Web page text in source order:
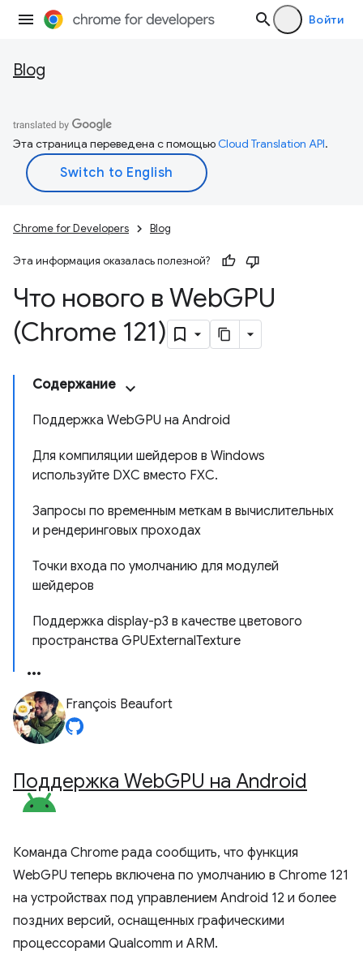
Войти
Blog
Эта страница переведена с помощьюCloud Translation API.
Chrome for Developers Blog
Эта информация оказалась полезной?
Что нового в WebGPU
(Chrome 121)
Содержание
Поддержка WebGPU на Android
Для компиляции шейдеров в Windows
используйте DXC вместо FXC.
Запросы по временным меткам в вычислительных
и рендеринговых проходах
Точки входа по умолчанию для модулей
шейдеров
Поддержка display-p3 в качестве цветового
пространства GPUExternalTexture
François Beaufort
Поддержка WebGPU на Android
Команда Chrome рада сообщить, что функция
WebGPU теперь включена по умолчанию в Chrome 121
на устройствах под управлением Android 12 и более
поздних версий, оснащенных графическими
процессорами Qualcomm и ARM.